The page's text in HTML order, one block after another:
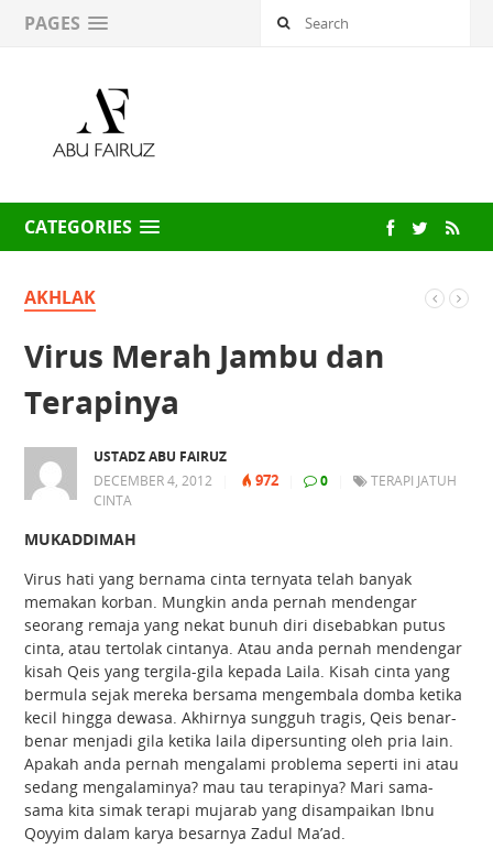
PAGES
CATEGORIES
AKHLAK
Virus Merah Jambu dan
Terapinya
USTADZ ABU FAIRUZ
DECEMBER 4, 2012
972 0
TERAPI JATUH
CINTA
MUKADDIMAH
Virus hati yang bernama cinta ternyata telah banyak
memakan korban. Mungkin anda pernah mendengar
seorang remaja yang nekat bunuh diri disebabkan putus
cinta, atau tertolak cintanya. Atau anda pernah mendengar
kisah Qeis yang tergila-gila kepada Laila. Kisah cinta yang
bermula sejak mereka bersama mengembala domba ketika
kecil hingga dewasa. Akhirnya sungguh tragis, Qeis benar-
benar menjadi gila ketika laila dipersunting oleh pria lain.
Apakah anda pernah mengalami problema seperti ini atau
sedang mengalaminya? mau tau terapinya? Mari sama-
sama kita simak terapi mujarab yang disampaikan Ibnu
Qoyyim dalam karya besarnya Zadul Ma’ad.